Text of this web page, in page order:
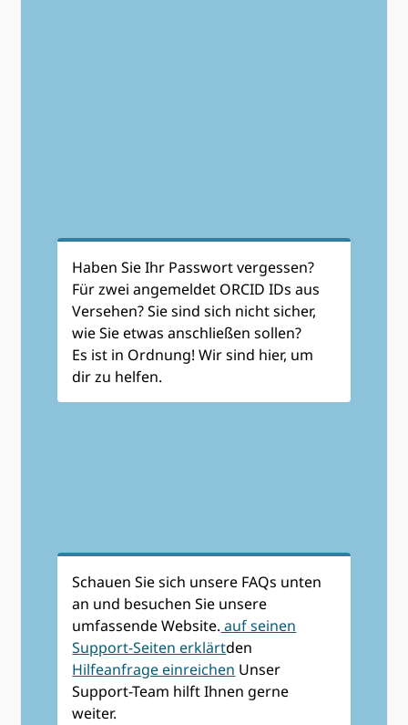
Haben Sie Ihr Passwort vergessen?
Für zwei angemeldet ORCID IDs aus
Versehen? Sie sind sich nicht sicher,
wie Sie etwas anschließen sollen?
Es ist in Ordnung! Wir sind hier, um
dir zu helfen.
Schauen Sie sich unsere FAQs unten
an und besuchen Sie unsere
umfassende Website. auf seinen
Support-Seiten erklärtden
Hilfeanfrage einreichen Unser
Support-Team hilft Ihnen gerne
weiter.